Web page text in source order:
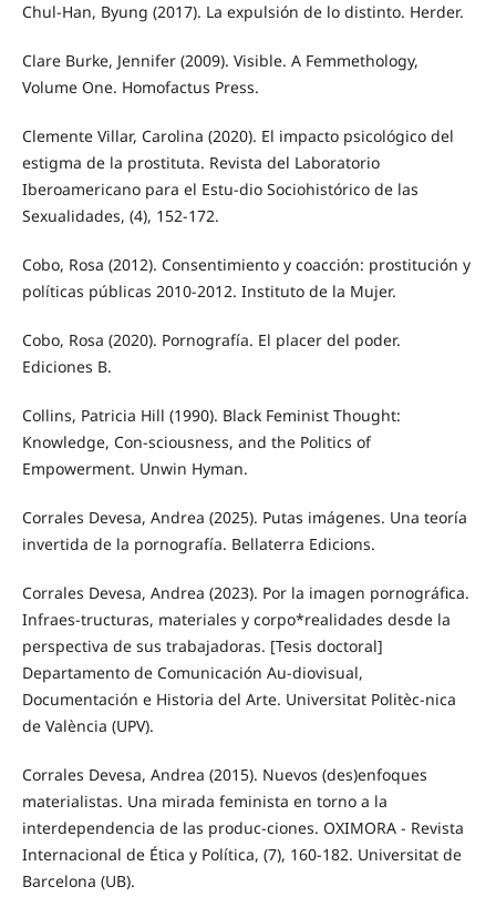
Chul-Han, Byung (2017). La expulsión de lo distinto. Herder.
Clare Burke, Jennifer (2009). Visible. A Femmethology,
Volume One. Homofactus Press.
Clemente Villar, Carolina (2020). El impacto psicológico del
estigma de la prostituta. Revista del Laboratorio
Iberoamericano para el Estu-dio Sociohistórico de las
Sexualidades, (4), 152-172.
Cobo, Rosa (2012). Consentimiento y coacción: prostitución y
políticas públicas 2010-2012. Instituto de la Mujer.
Cobo, Rosa (2020). Pornografía. El placer del poder.
Ediciones B.
Collins, Patricia Hill (1990). Black Feminist Thought:
Knowledge, Con-sciousness, and the Politics of
Empowerment. Unwin Hyman.
Corrales Devesa, Andrea (2025). Putas imágenes. Una teoría
invertida de la pornografía. Bellaterra Edicions.
Corrales Devesa, Andrea (2023). Por la imagen pornográfica.
Infraes-tructuras, materiales y corpo*realidades desde la
perspectiva de sus trabajadoras. [Tesis doctoral]
Departamento de Comunicación Au-diovisual,
Documentación e Historia del Arte. Universitat Politèc-nica
de València (UPV).
Corrales Devesa, Andrea (2015). Nuevos (des)enfoques
materialistas. Una mirada feminista en torno a la
interdependencia de las produc-ciones. OXIMORA - Revista
Internacional de Ética y Política, (7), 160-182. Universitat de
Barcelona (UB).